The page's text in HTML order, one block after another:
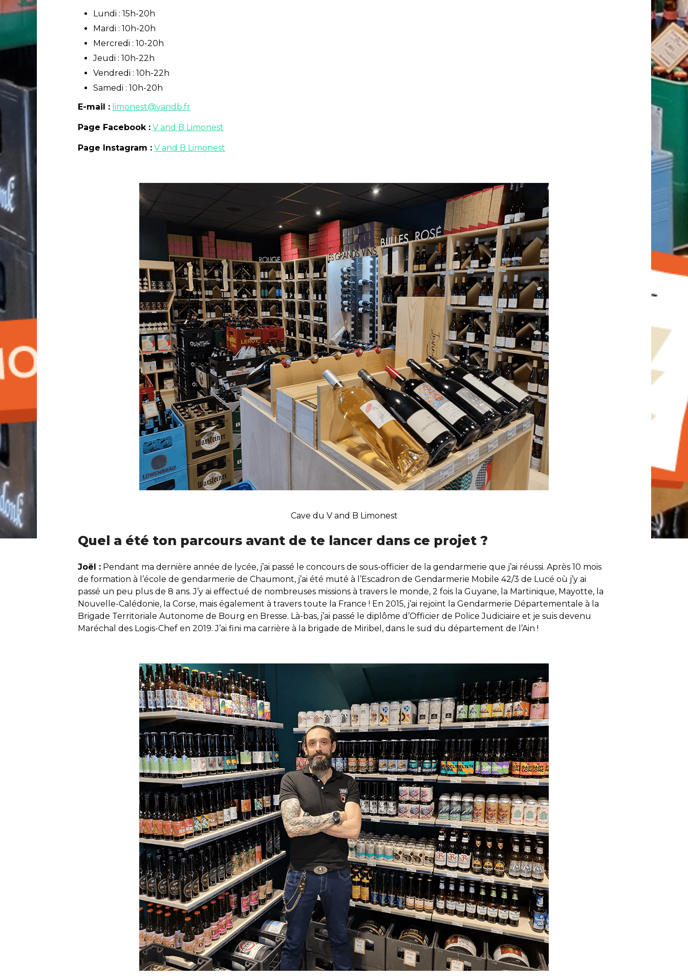
Lundi : 15h-20h
Mardi : 10h-20h
Mercredi : 10-20h
Jeudi : 10h-22h
Vendredi : 10h-22h
Samedi : 10h-20h
E-mail : limonest@vandb.fr
Page Facebook : V and B Limonest
Page Instagram : V and B Limonest
Cave du V and B Limonest
Quel a été ton parcours avant de te lancer dans ce projet ?
Joël : Pendant ma dernière année de lycée, j’ai passé le concours de sous-officier de la gendarmerie que j’ai réussi. Après 10 mois
de formation à l’école de gendarmerie de Chaumont, j’ai été muté à l’Escadron de Gendarmerie Mobile 42/3 de Lucé où j’y ai
passé un peu plus de 8 ans. J’y ai effectué de nombreuses missions à travers le monde, 2 fois la Guyane, la Martinique, Mayotte, la
Nouvelle-Calédonie, la Corse, mais également à travers toute la France ! En 2015, j’ai rejoint la Gendarmerie Départementale à la
Brigade Territoriale Autonome de Bourg en Bresse. Là-bas, j’ai passé le diplôme d’Officier de Police Judiciaire et je suis devenu
Maréchal des Logis-Chef en 2019. J’ai fini ma carrière à la brigade de Miribel, dans le sud du département de l’Ain !